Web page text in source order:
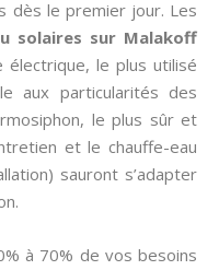
dès le premier jour. Les
solaires sur Malakoff
le plus utilisé
aux particularités des
le plus sûr et
et le chauffe-eau
sauront s’adapter
à 70% de vos besoins